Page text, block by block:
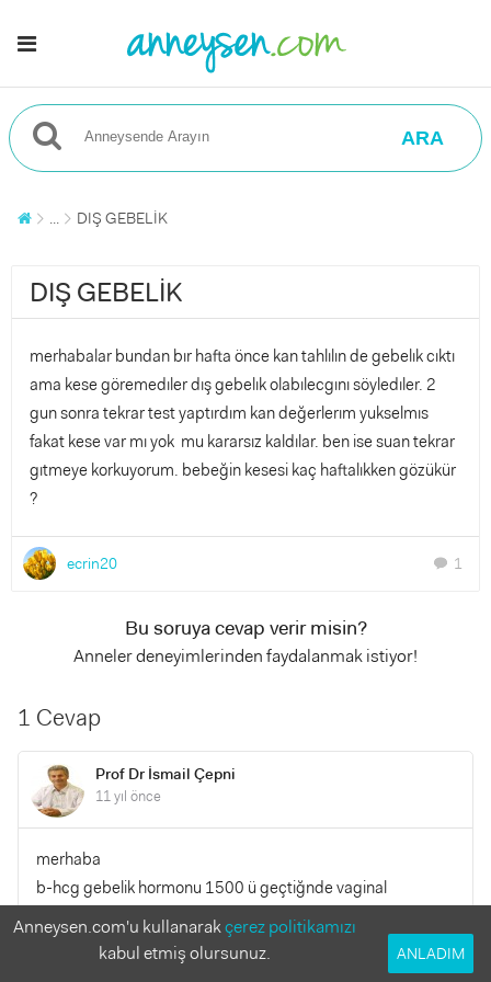
ARA
... DIŞ GEBELİK
DIŞ GEBELİK
merhabalar bundan bır hafta önce kan tahlılın de gebelık cıktı
ama kese göremedıler dış gebelık olabılecgını söyledıler. 2
gun sonra tekrar test yaptırdım kan değerlerım yukselmıs
fakat kese var mı yok mu kararsız kaldılar. ben ise suan tekrar
gıtmeye korkuyorum. bebeğin kesesi kaç haftalıkken gözükür
?
ecrin20 chat 1
Bu soruya cevap verir misin?
Anneler deneyimlerinden faydalanmak istiyor!
1 Cevap
Prof Dr İsmail Çepni
11 yıl önce
merhaba
b-hcg gebelik hormonu 1500 ü geçtiğnde vaginal
ultrasonda gebelik kesesi görülmelidir
YANITLA
Anneysen.com'u kullanarakçerez politikamızı
kabul etmiş olursunuz.
ANLADIM